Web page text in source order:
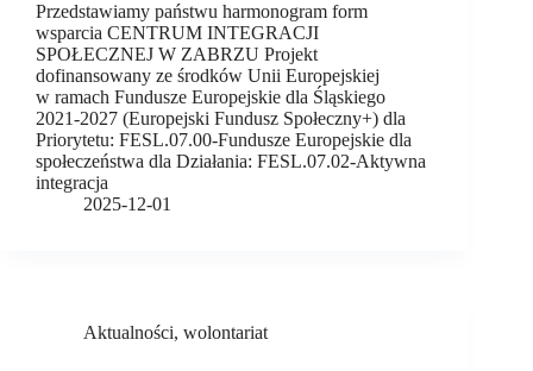
Przedstawiamy państwu harmonogram form
wsparcia CENTRUM INTEGRACJI
SPOŁECZNEJ W ZABRZU Projekt
dofinansowany ze środków Unii Europejskiej
w ramach Fundusze Europejskie dla Śląskiego
2021-2027 (Europejski Fundusz Społeczny+) dla
Priorytetu: FESL.07.00-Fundusze Europejskie dla
społeczeństwa dla Działania: FESL.07.02-Aktywna
integracja
2025-12-01
Aktualności, wolontariat